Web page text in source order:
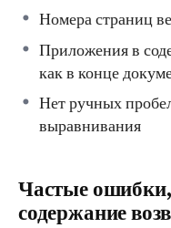
Номера страниц
Приложения в
как в конце
Нет ручных
выравнивания
Частые
содержание